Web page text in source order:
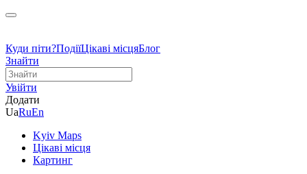
Куди піти?ПодіїЦікаві місцяБлог
Знайти
Увійти
Додати
UaRuEn
Kyiv Maps
Цікаві місця
Картинг